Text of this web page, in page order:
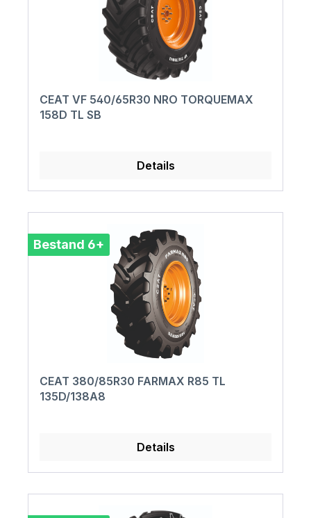
CEAT VF 540/65R30 NRO TORQUEMAX
158D TL SB
Details
Bestand 6+
CEAT 380/85R30 FARMAX R85 TL
135D/138A8
Details